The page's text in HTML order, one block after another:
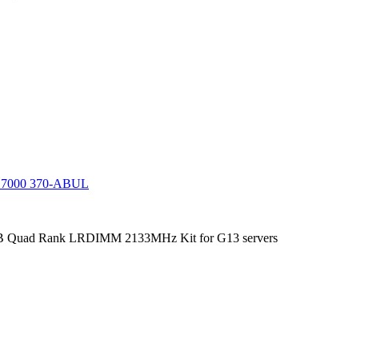
Quad Rank LRDIMM 2133MHz Kit for G13 servers